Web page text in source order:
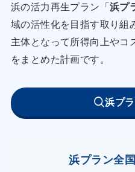
ホタテガイ桁網漁業者
成を実施し、ヒトデ等
の生残率向上を図る。
ことで水揚数量の増加
ホタテガイ養殖漁業者は
サケ・マス漁業者は稚
浜の活力再生プラン「浜プ
域の活性化を目指す取り組
主体となって所得向上やコ
をまとめた計画です。
浜プ
浜プラン全国